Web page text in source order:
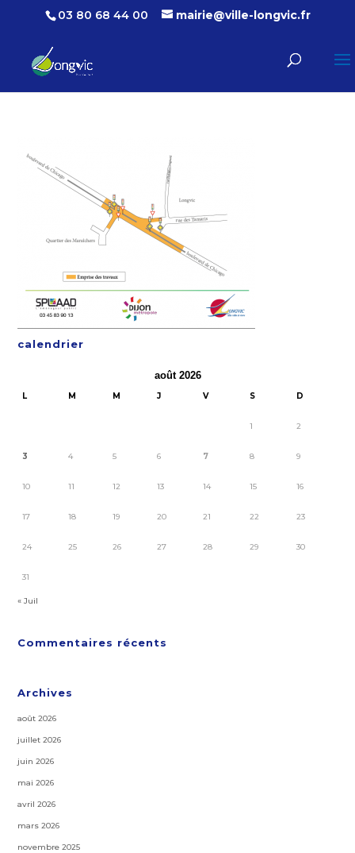
03 80 68 44 00 mairie@ville-longvic.fr
calendrier
août 2026
L M M J V S D
1 2
3 4 5 6 7 8 9
10 11 12 13 14 15 16
17 18 19 20 21 22 23
24 25 26 27 28 29 30
31
« Juil
Commentaires récents
Archives
août 2026
juillet 2026
juin 2026
mai 2026
avril 2026
mars 2026
novembre 2025